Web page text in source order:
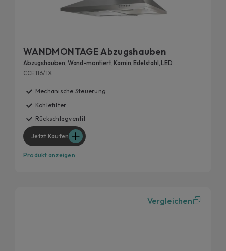
WANDMONTAGE Abzugshauben
Abzugshauben, Wand-montiert, Kamin, Edelstahl, LED
CCE116/1X
Mechanische Steuerung
Kohlefilter
Rückschlagventil
Jetzt Kaufen
Produkt anzeigen
Vergleichen